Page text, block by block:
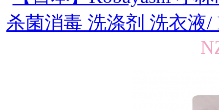
杀菌消毒 洗涤剂 洗衣液/